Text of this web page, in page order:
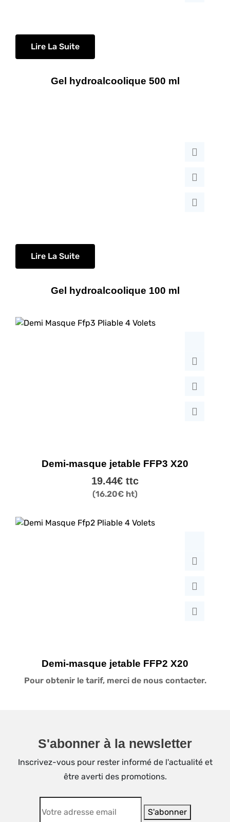
Lire La Suite
Gel hydroalcoolique 500 ml
Lire La Suite
Gel hydroalcoolique 100 ml
Demi-masque jetable FFP3 X20
19.44€ ttc
(16.20€ ht)
Demi-masque jetable FFP2 X20
Pour obtenir le tarif, merci de nous contacter.
S'abonner à la newsletter
Inscrivez-vous pour rester informé de l'actualité et
être averti des promotions.